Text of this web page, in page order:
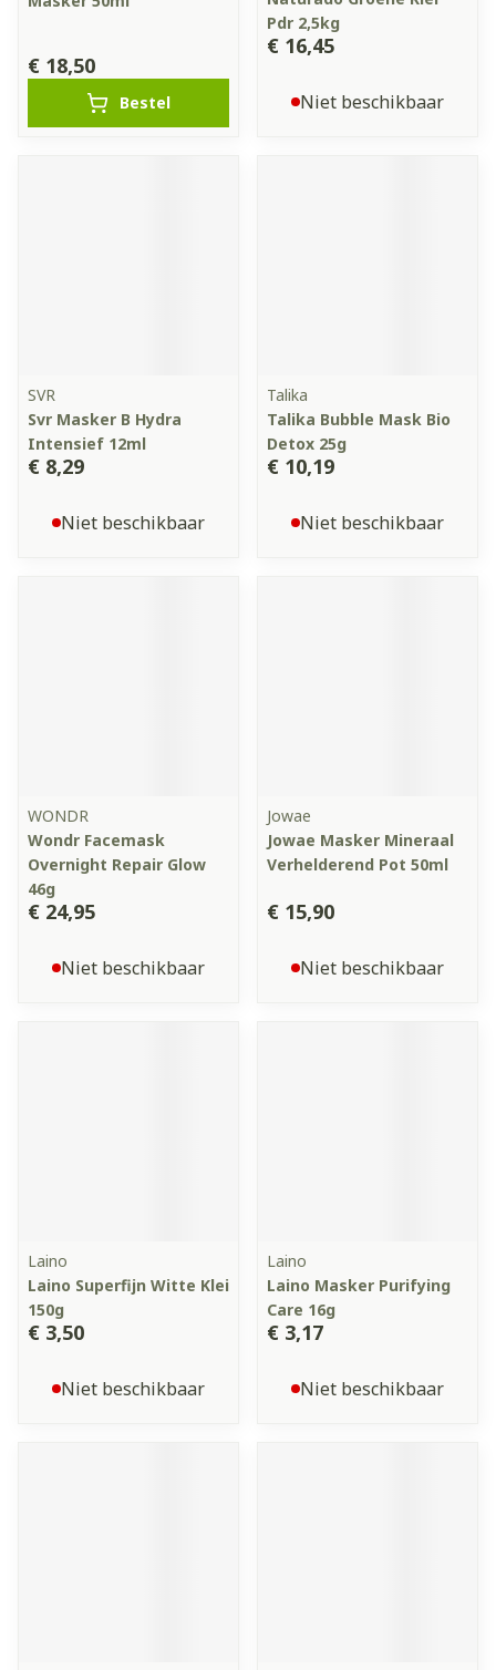
€ 18,50
Bestel
Pdr 2,5kg
€ 16,45
Niet beschikbaar
SVR
Svr Masker B Hydra
Intensief 12ml
€ 8,29
Niet beschikbaar
Talika
Talika Bubble Mask Bio
Detox 25g
€ 10,19
Niet beschikbaar
WONDR
Wondr Facemask
Overnight Repair Glow
46g
€ 24,95
Niet beschikbaar
Jowae
Jowae Masker Mineraal
Verhelderend Pot 50ml
€ 15,90
Niet beschikbaar
Laino
Laino Superfijn Witte Klei
150g
€ 3,50
Niet beschikbaar
Laino
Laino Masker Purifying
Care 16g
€ 3,17
Niet beschikbaar